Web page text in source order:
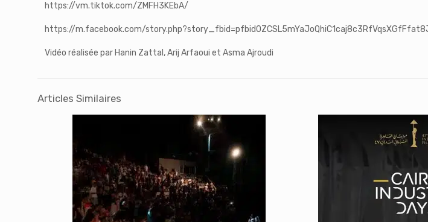
https://vm.tiktok.com/ZMFH3KEbA/
https://m.facebook.com/
Vidéo réalisée par Hanin Zattal, Arij Arfaoui et Asma Ajroudi
Articles Similaires